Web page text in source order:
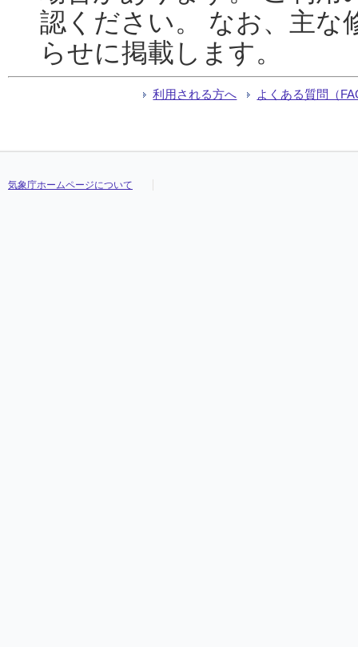
認ください。 なお、主な
らせに掲載します。
利用される方へ よくある質問（
気象庁ホームページについて